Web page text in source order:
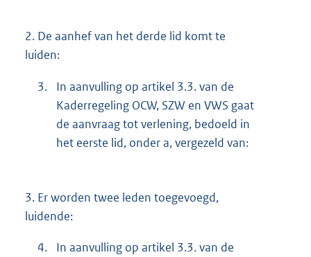
2. De aanhef van het derde lid komt te
luiden:
3.
In aanvulling op artikel 3.3. van de
Kaderregeling OCW, SZW en VWS gaat
de aanvraag tot verlening, bedoeld in
het eerste lid, onder a, vergezeld van:
3. Er worden twee leden toegevoegd,
luidende:
4.
In aanvulling op artikel 3.3. van de